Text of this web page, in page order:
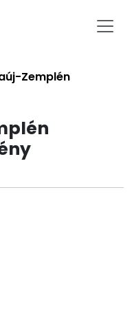
Zemplén